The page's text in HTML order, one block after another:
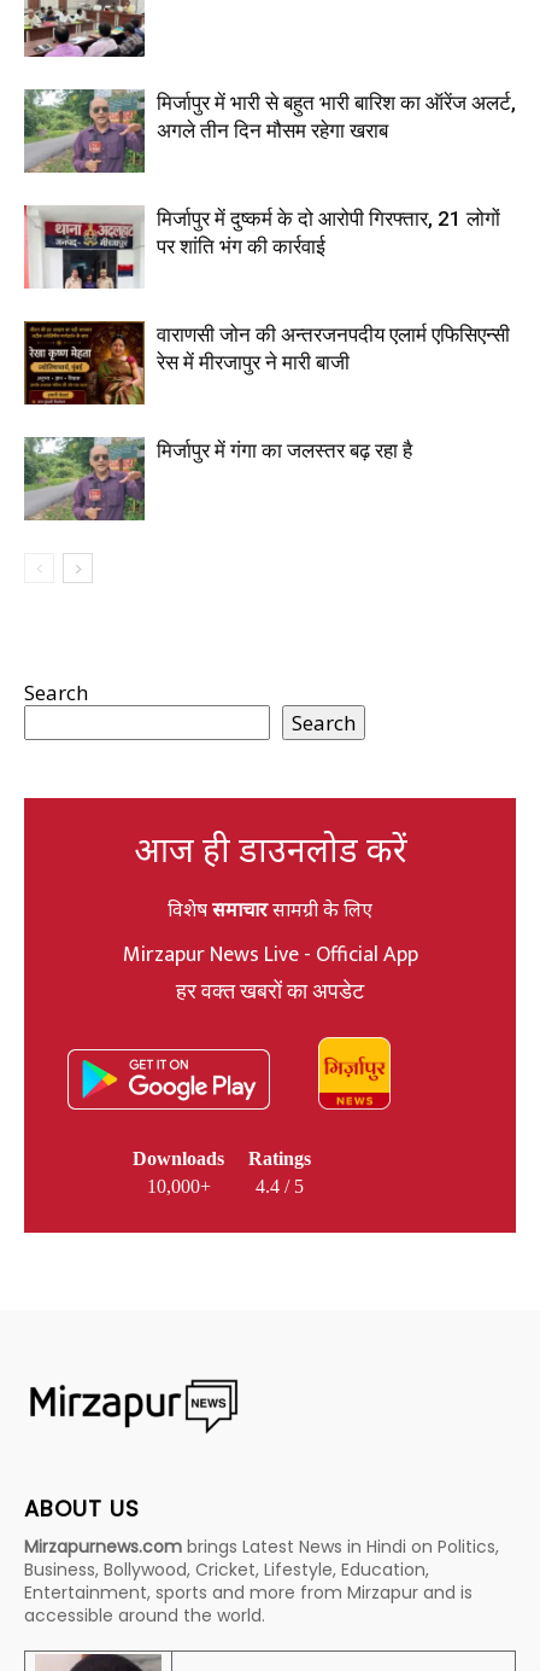
मिर्जापुर में भारी से बहुत भारी बारिश का ऑरेंज अलर्ट,
अगले तीन दिन मौसम रहेगा खराब
मिर्जापुर में दुष्कर्म के दो आरोपी गिरफ्तार, 21 लोगों
पर शांति भंग की कार्रवाई
वाराणसी जोन की अन्तरजनपदीय एलार्म एफिसिएन्सी
रेस में मीरजापुर ने मारी बाजी
मिर्जापुर में गंगा का जलस्तर बढ़ रहा है
Search
Search
आज ही डाउनलोड करें
विशेषसमाचारसामग्री के लिए
Mirzapur News Live - Official App
हर वक्त खबरों का अपडेट
Downloads
10,000+
Ratings
4.4 / 5
ABOUT US
Mirzapurnews.com brings Latest News in Hindi on Politics,
Business, Bollywood, Cricket, Lifestyle, Education,
Entertainment, sports and more from Mirzapur and is
accessible around the world.